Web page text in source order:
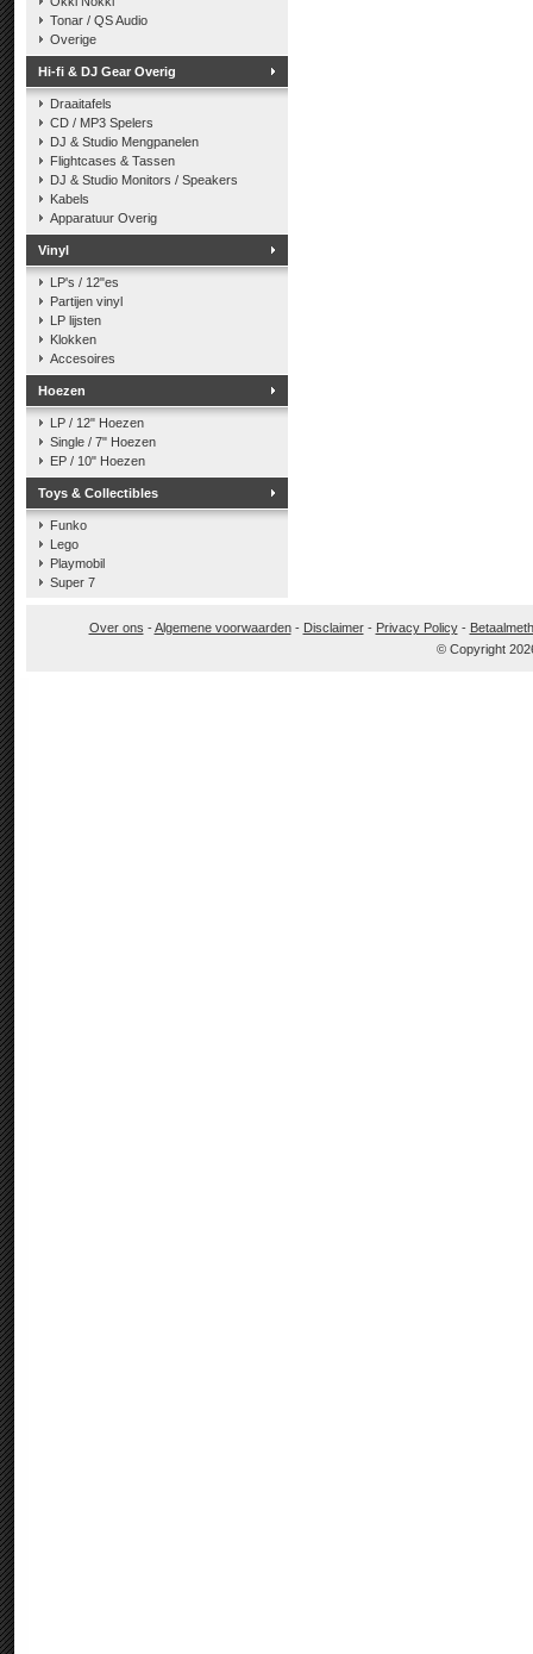
Tonar / QS Audio
Overige
Hi-fi & DJ Gear Overig
Draaitafels
CD / MP3 Spelers
DJ & Studio Mengpanelen
Flightcases & Tassen
DJ & Studio Monitors / Speakers
Kabels
Apparatuur Overig
Vinyl
LP's / 12"es
Partijen vinyl
LP lijsten
Klokken
Accesoires
Hoezen
LP / 12" Hoezen
Single / 7" Hoezen
EP / 10" Hoezen
Toys & Collectibles
Funko
Lego
Playmobil
Super 7
Over ons -Algemene voorwaarden- Disclaimer- Privacy Policy-
© Copyright